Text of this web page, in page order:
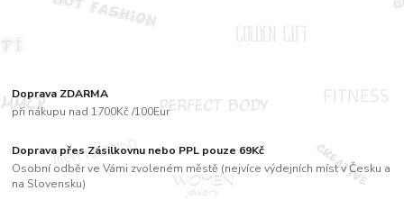
Doprava ZDARMA
při nákupu nad 1700Kč /100Eur
Doprava přes Zásilkovnu nebo PPL pouze 69Kč
Osobní odběr ve Vámi zvoleném městě (nejvíce výdejních míst v Česku a
na Slovensku)